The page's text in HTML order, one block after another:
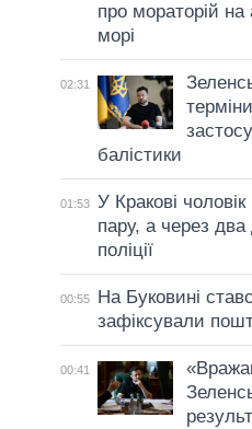
про мораторій
морі
02:31
балістики
01:53 У Кракові
пару, а через
поліції
00:55
На Буковині
зафіксували
00:41